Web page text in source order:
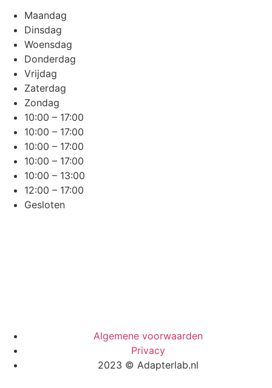
Maandag
Dinsdag
Woensdag
Donderdag
Vrijdag
Zaterdag
Zondag
10:00 – 17:00
10:00 – 17:00
10:00 – 17:00
10:00 – 17:00
10:00 – 13:00
12:00 – 17:00
Gesloten
Algemene voorwaarden
Privacy
2023 © Adapterlab.nl